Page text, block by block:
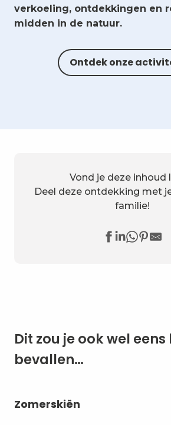
verkoeling, ontdekkingen en
midden in de natuur.
Ontdek onze
Vond je deze inhoud
Deel deze ontdekking met
familie!
Dit zou je ook wel
bevallen…
Zomerskiën